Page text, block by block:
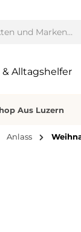
Alltagshelfer
Aus Luzern
Anlass